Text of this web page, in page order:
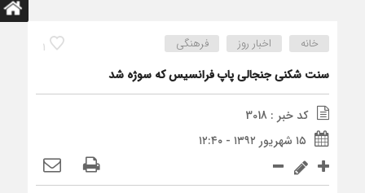
1 خانه اخبار روز فرهنگی
سنت شکنی جنجالی پاپ فرانسیس که سوژه شد
کد خبر : 3018
۱۵ شهریور ۱۳۹۲ - ۱۲:۴۰